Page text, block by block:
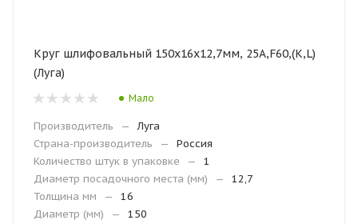
Круг шлифовальный 150х16х12,7мм, 25А,F60,(K,L)
(Луга)
Мало
Производитель —
Луга
Страна-производитель
—
Россия
Количество штук в упаковке
—
1
Диаметр посадочного места (мм)
—
12,7
Толщина мм
—
16
Диаметр (мм)
—
150